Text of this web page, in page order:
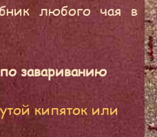
любого чая в
завариванию
кипяток или